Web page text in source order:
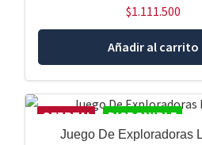
$1.111.500
Añadir al carrito
OFERTA! DISPONIBLE
Juego De Exploradoras